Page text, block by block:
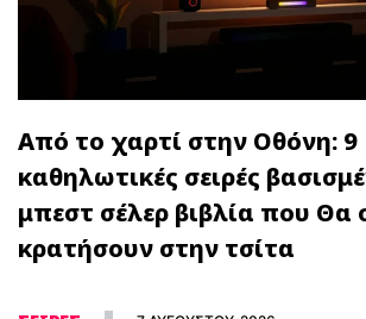
Από το χαρτί στην Οθόνη: 9
καθηλωτικές σειρές
μπεστ σέλερ βιβλία που Θα
κρατήσουν στην τσίτα